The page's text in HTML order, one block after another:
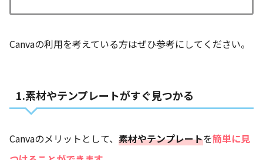
Canvaの利用を考えている方はぜひ参考にしてください。
1.素材やテンプレートがすぐ見つかる
Canvaのメリットとして、 素材やテンプレートを簡単に見